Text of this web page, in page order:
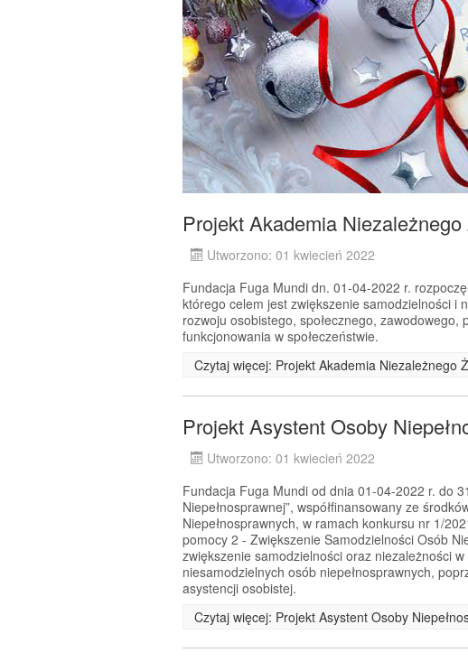
Projekt Akademia Niezależnego
Utworzono: 01 kwiecień 2022
Fundacja Fuga Mundi dn. 01-04-2022 r.
którego celem jest zwiększenie samodzielności i
rozwoju osobistego, społecznego,
funkcjonowania w społeczeństwie.
Czytaj więcej: Projekt Akademia Niezależnego
Projekt Asystent Osoby
Utworzono: 01 kwiecień 2022
Fundacja Fuga Mundi od dnia 01-04-2022 r. do
Niepełnosprawnej”, współfinansowany ze
Niepełnosprawnych, w ramach konkursu nr 1/
pomocy 2 - Zwiększenie Samodzielności Osób
zwiększenie samodzielności oraz niezależności
niesamodzielnych osób niepełnosprawnych,
asystencji osobistej.
Czytaj więcej: Projekt Asystent Osoby